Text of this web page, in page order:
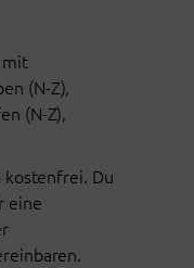
mit
(N-Z),
(N-Z),
kostenfrei. Du
eine